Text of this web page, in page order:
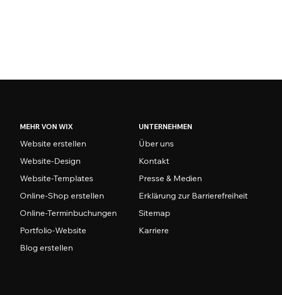
MEHR VON WIX
Website erstellen
Website-Design
Website-Templates
Online-Shop erstellen
Online-Terminbuchungen
Portfolio-Website
Blog erstellen
UNTERNEHMEN
Über uns
Kontakt
Presse & Medien
Erklärung zur Barrierefreiheit
Sitemap
Karriere